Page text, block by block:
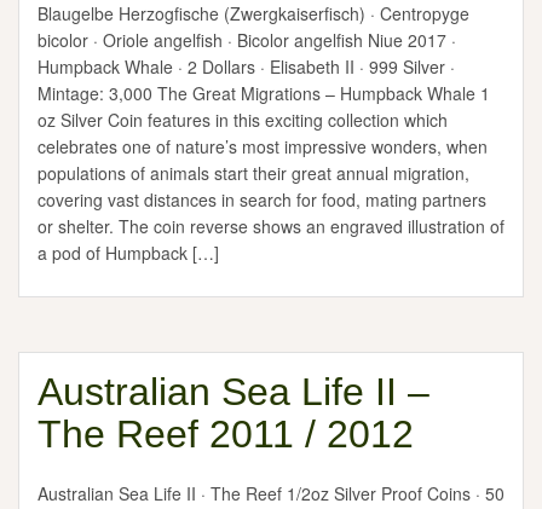
Blaugelbe Herzogfische (Zwergkaiserfisch) · Centropyge
bicolor · Oriole angelfish · Bicolor angelfish Niue 2017 ·
Humpback Whale · 2 Dollars · Elisabeth II · 999 Silver ·
Mintage: 3,000 The Great Migrations – Humpback Whale 1
oz Silver Coin features in this exciting collection which
celebrates one of nature’s most impressive wonders, when
populations of animals start their great annual migration,
covering vast distances in search for food, mating partners
or shelter. The coin reverse shows an engraved illustration of
a pod of Humpback […]
Australian Sea Life II –
The Reef 2011 / 2012
Australian Sea Life II · The Reef 1/2oz Silver Proof Coins · 50